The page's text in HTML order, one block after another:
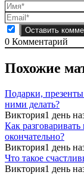
0 Комментарий
Похожие
Подарки,
ними делать?
Виктория1 день
Как
окончательно?
Виктория1 день
Что такое
Виктория1 день